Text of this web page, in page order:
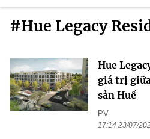
#Hue Legacy
Hue
giá trị
sản Huế
PV
17:14 23/07/